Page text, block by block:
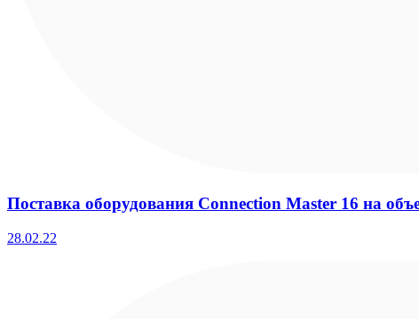
Поставка оборудования Connection Master 16 на
28.02.22